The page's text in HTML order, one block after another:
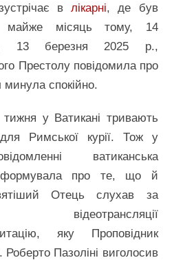
влікарні, де був
майже місяць тому, 14
13 березня 2025 р.,
Престолу повідомила про
минула спокійно.
у Ватикані тривають
Римської курії. Тож у
ватиканська
про те, що й
Отець слухав за
відеотрансляції
яку Проповідник
Пазоліні виголосив